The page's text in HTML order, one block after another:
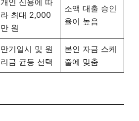
개인 신용에 따
라 최대 2,000
만 원
소액 대출 승인
율이 높음
만기일시 및 원
리금 균등 선택
본인 자금 스케
줄에 맞춤